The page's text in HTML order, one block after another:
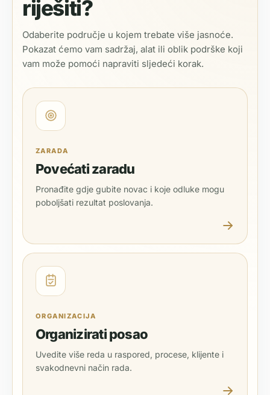
riješiti?
Odaberite područje u kojem trebate više jasnoće.
Pokazat ćemo vam sadržaj, alat ili oblik podrške koji
vam može pomoći napraviti sljedeći korak.
ZARADA
Povećati zaradu
Pronađite gdje gubite novac i koje odluke mogu
poboljšati rezultat poslovanja.
ORGANIZACIJA
Organizirati posao
Uvedite više reda u raspored, procese, klijente i
svakodnevni način rada.